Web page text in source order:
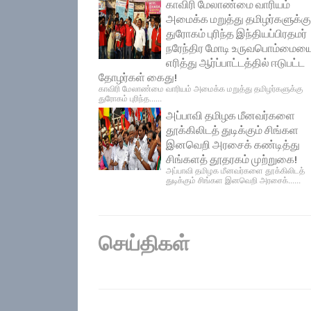
காவிரி மேலாண்மை வாரியம்
அமைக்க மறுத்து தமிழர்களுக்கு
துரோகம் புரிந்த இந்தியப்பிரதமர்
நரேந்திர மோடி
எரித்து ஆர்ப்பாட்டத்தில் ஈடுபட்ட
தோழர்கள் கைது!
காவிரி மேலாண்மை வாரியம் அமைக்க மறுத்து தமிழர்களுக்கு
துரோகம் புரிந்த......
அப்பாவி தமிழக மீனவர்களை
தூக்கிலிடத் துடிக்கும் சிங்கள
இனவெறி அரசைக் கண்டித்து
சிங்களத் தூதரகம் முற்றுகை!
அப்பாவி தமிழக மீனவர்களை தூக்கிலிடத்
துடிக்கும் சிங்கள இனவெறி அரசைக்......
செய்திகள்